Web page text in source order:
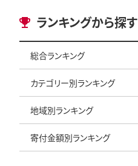
ランキングから探す
総合ランキング
カテゴリー別ランキング
地域別ランキング
寄付金額別ランキング